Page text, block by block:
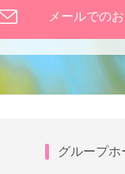
メールでの
グループ